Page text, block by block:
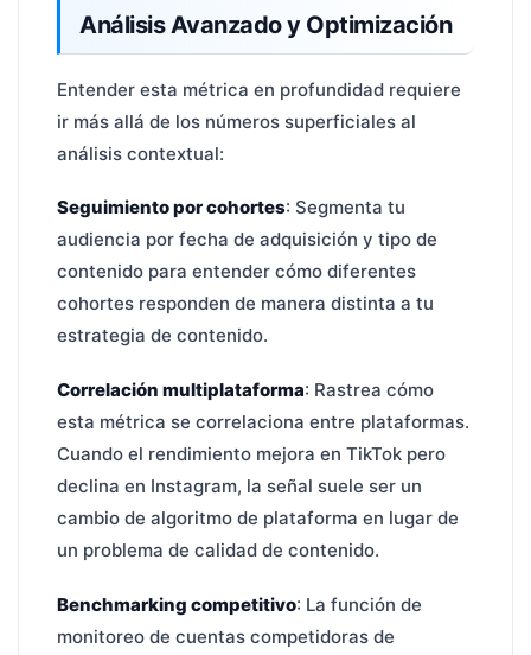
Análisis Avanzado y Optimización
Entender esta métrica en profundidad requiere
ir más allá de los números superficiales al
análisis contextual:
Seguimiento por cohortes: Segmenta tu
audiencia por fecha de adquisición y tipo de
contenido para entender cómo diferentes
cohortes responden de manera distinta a tu
estrategia de contenido.
Correlación multiplataforma: Rastrea cómo
esta métrica se correlaciona entre plataformas.
Cuando el rendimiento mejora en TikTok pero
declina en Instagram, la señal suele ser un
cambio de algoritmo de plataforma en lugar de
un problema de calidad de contenido.
Benchmarking competitivo: La función de
monitoreo de cuentas competidoras de